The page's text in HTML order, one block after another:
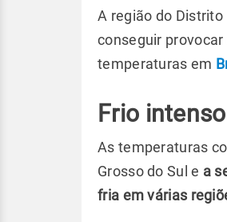
A região do
conseguir
temperaturas em
Frio intenso
As temperaturas
Grosso do Sul e a
fria em várias